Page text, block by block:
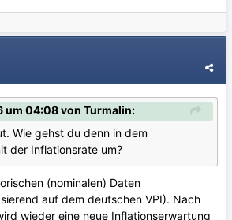
um 04:08 von Turmalin:
Wie gehst du denn in dem
der Inflationsrate um?
(nominalen) Daten
auf dem deutschen VPI). Nach
wieder eine neue Inflationserwartung